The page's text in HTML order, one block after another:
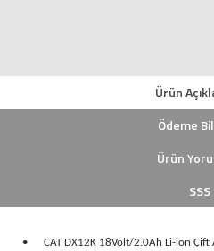
Ürün
Ödeme
Ürün
SSS
• CAT DX12K 18Volt/2.0Ah Li-ion